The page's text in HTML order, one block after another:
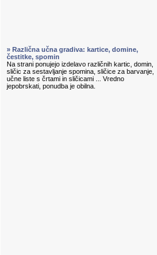
» Različna učna gradiva: kartice, domine,
čestitke, spomin
Na strani ponujejo izdelavo različnih kartic, domin,
sličic za sestavljanje spomina, sličice za barvanje,
učne liste s črtami in sličicami ... Vredno
jepobrskati, ponudba je obilna.